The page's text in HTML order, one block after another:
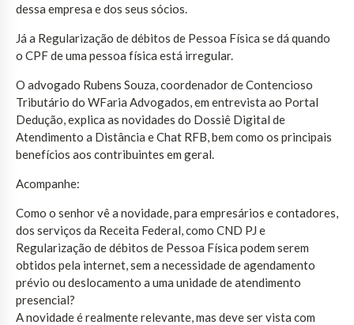
dessa empresa e dos seus sócios.
Já a Regularização de débitos de Pessoa Física se dá quando
o CPF de uma pessoa física está irregular.
O advogado Rubens Souza, coordenador de Contencioso
Tributário do WFaria Advogados, em entrevista ao Portal
Dedução, explica as novidades do Dossiê Digital de
Atendimento a Distância e Chat RFB, bem como os principais
benefícios aos contribuintes em geral.
Acompanhe:
Como o senhor vê a novidade, para empresários e contadores,
dos serviços da Receita Federal, como CND PJ e
Regularização de débitos de Pessoa Física podem serem
obtidos pela internet, sem a necessidade de agendamento
prévio ou deslocamento a uma unidade de atendimento
presencial?
A novidade é realmente relevante, mas deve ser vista com